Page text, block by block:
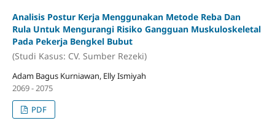
Analisis Postur Kerja Menggunakan Metode Reba Dan
Rula Untuk Mengurangi Risiko Gangguan Muskuloskeletal
Pada Pekerja Bengkel Bubut
(Studi Kasus: CV. Sumber Rezeki)
Adam Bagus Kurniawan, Elly Ismiyah
2069 - 2075
PDF